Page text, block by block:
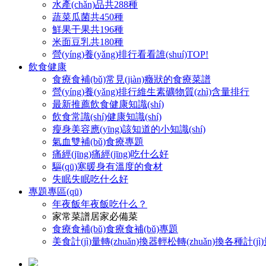
水產(chǎn)品共288種
蔬菜瓜菌共450種
鮮果干果共196種
米面豆乳共180種
營(yíng)養(yǎng)排行看看誰(shuí)TOP!
飲食健康
食療食補(bǔ)常見(jiàn)癥狀的食療菜譜
營(yíng)養(yǎng)排行維生素礦物質(zhì)含量排行
最新推薦飲食健康知識(shí)
飲食常識(shí)健康知識(shí)
瘦身美容應(yīng)該知道的小知識(shí)
氣血雙補(bǔ)食療專題
痛經(jīng)痛經(jīng)吃什么好
驅(qū)寒暖身有溫度的食材
失眠失眠吃什么好
專題專區(qū)
年夜飯年夜飯吃什么？
家常菜譜居家必備菜
食療食補(bǔ)食療食補(bǔ)專題
美食計(jì)量轉(zhuǎn)換器輕松轉(zhuǎn)換各種計